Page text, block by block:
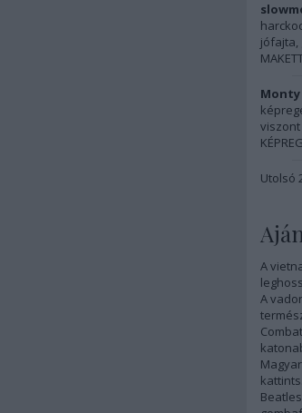
jófajta,
Monty
viszont
Utolsó
A
A
kattints.